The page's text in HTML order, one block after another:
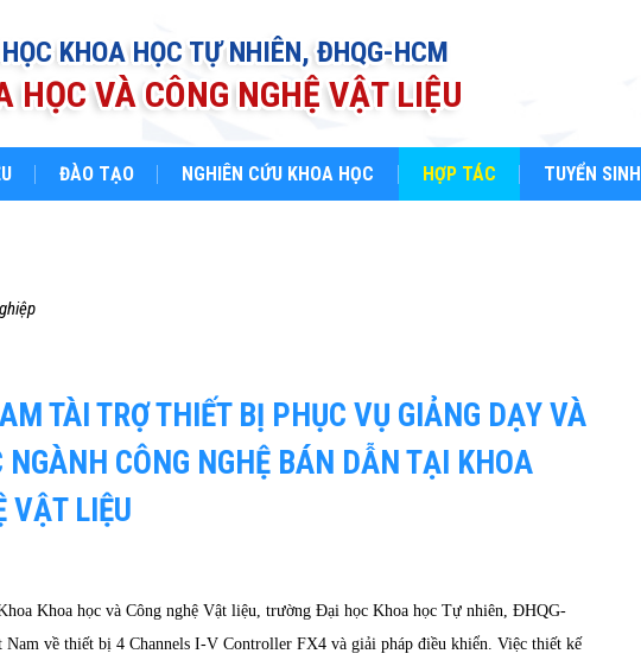
KHOA HỌC TỰ NHIÊN, ĐHQG-HCM
HỌC VÀ CÔNG NGHỆ VẬT LIỆU
ĐÀO TẠO NGHIÊN CỨU KHOA HỌC HỢP TÁC TUYỂN SINH
TÀI TRỢ THIẾT BỊ PHỤC VỤ GIẢNG DẠY VÀ
CÔNG NGHỆ BÁN DẪN TẠI KHOA
VẬT LIỆU
Khoa học và Công nghệ Vật liệu, trường Đại học Khoa học Tự nhiên, ĐHQG-
về thiết bị 4 Channels I-V Controller FX4 và giải pháp điều khiển. Việc thiết kế